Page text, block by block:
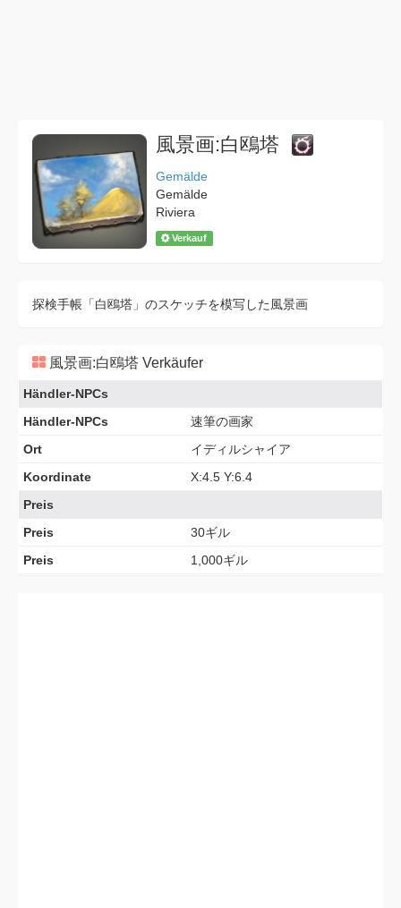
風景画:白鴎塔
Gemälde
Gemälde
Riviera
Verkauf
探検手帳「白鴎塔」のスケッチを模写した風景画
風景画:白鴎塔 Verkäufer
Händler-NPCs
Händler-NPCs
速筆の画家
Ort
イディルシャイア
Koordinate
X:4.5 Y:6.4
Preis
Preis
30ギル
Preis
1,000ギル